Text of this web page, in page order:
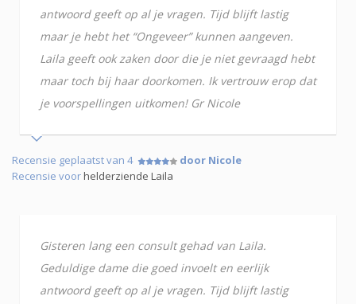
antwoord geeft op al je vragen. Tijd blijft lastig
maar je hebt het “Ongeveer” kunnen aangeven.
Laila geeft ook zaken door die je niet gevraagd hebt
maar toch bij haar doorkomen. Ik vertrouw erop dat
je voorspellingen uitkomen! Gr Nicole
Recensie geplaatst van 4
door Nicole
Recensie voorhelderziende Laila
Gisteren lang een consult gehad van Laila.
Geduldige dame die goed invoelt en eerlijk
antwoord geeft op al je vragen. Tijd blijft lastig